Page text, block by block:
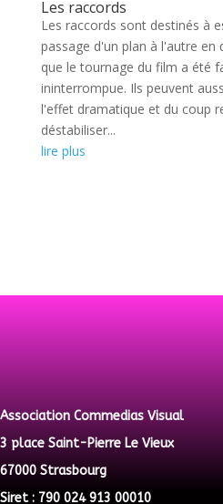
Les raccords
Les raccords sont destinés à
passage d'un plan à l'autre en
que le tournage du film a été
ininterrompue. Ils peuvent
l'effet dramatique et du coup
déstabiliser...
lire plus
Association Commedias Visual
3 place Saint-Pierre Le Vieux
67000 Strasbourg
Siret : 790 024 913 00010